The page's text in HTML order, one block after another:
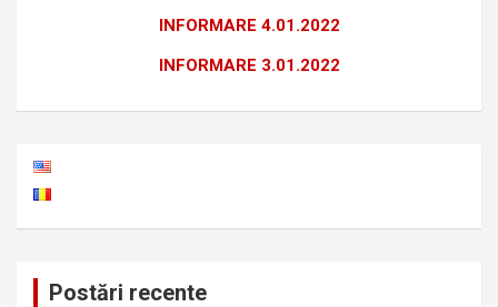
INFORMARE 4.01.2022
INFORMARE 3.01.2022
Postări recente